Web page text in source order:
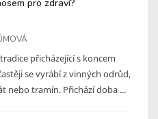
přicházející s koncem
se vyrábí z vinných odrůd,
nebo tramín. Přichází doba ...